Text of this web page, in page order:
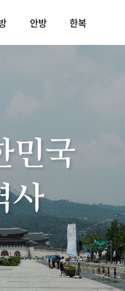
안방 한복
민국
사